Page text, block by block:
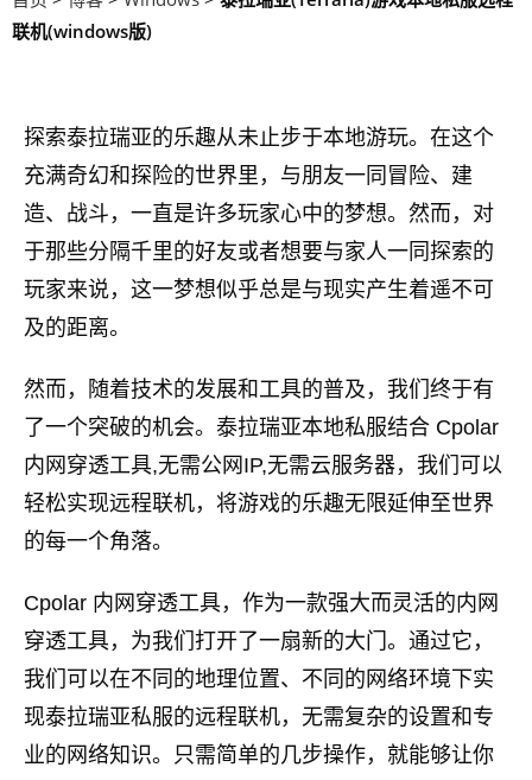
联机(windows版)
探索泰拉瑞亚的乐趣从未止步于本地游玩。在这个
充满奇幻和探险的世界里，与朋友一同冒险、建
造、战斗，一直是许多玩家心中的梦想。然而，对
于那些分隔千里的好友或者想要与家人一同探索的
玩家来说，这一梦想似乎总是与现实产生着遥不可
及的距离。
然而，随着技术的发展和工具的普及，我们终于有
了一个突破的机会。泰拉瑞亚本地私服结合 Cpolar
内网穿透工具,无需公网IP,无需云服务器，我们可以
轻松实现远程联机，将游戏的乐趣无限延伸至世界
的每一个角落。
Cpolar 内网穿透工具，作为一款强大而灵活的内网
穿透工具，为我们打开了一扇新的大门。通过它，
我们可以在不同的地理位置、不同的网络环境下实
现泰拉瑞亚私服的远程联机，无需复杂的设置和专
业的网络知识。只需简单的几步操作，就能够让你